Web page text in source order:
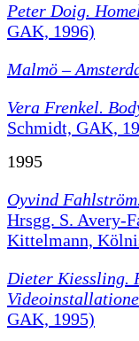
Peter Doig.
GAK, 1996)
Malmö –
Vera Frenkel.
Schmidt, GAK,
1995
Oyvind
Hrsgg. S. Avery-
Kittelmann,
Dieter Kiessling.
GAK, 1995)